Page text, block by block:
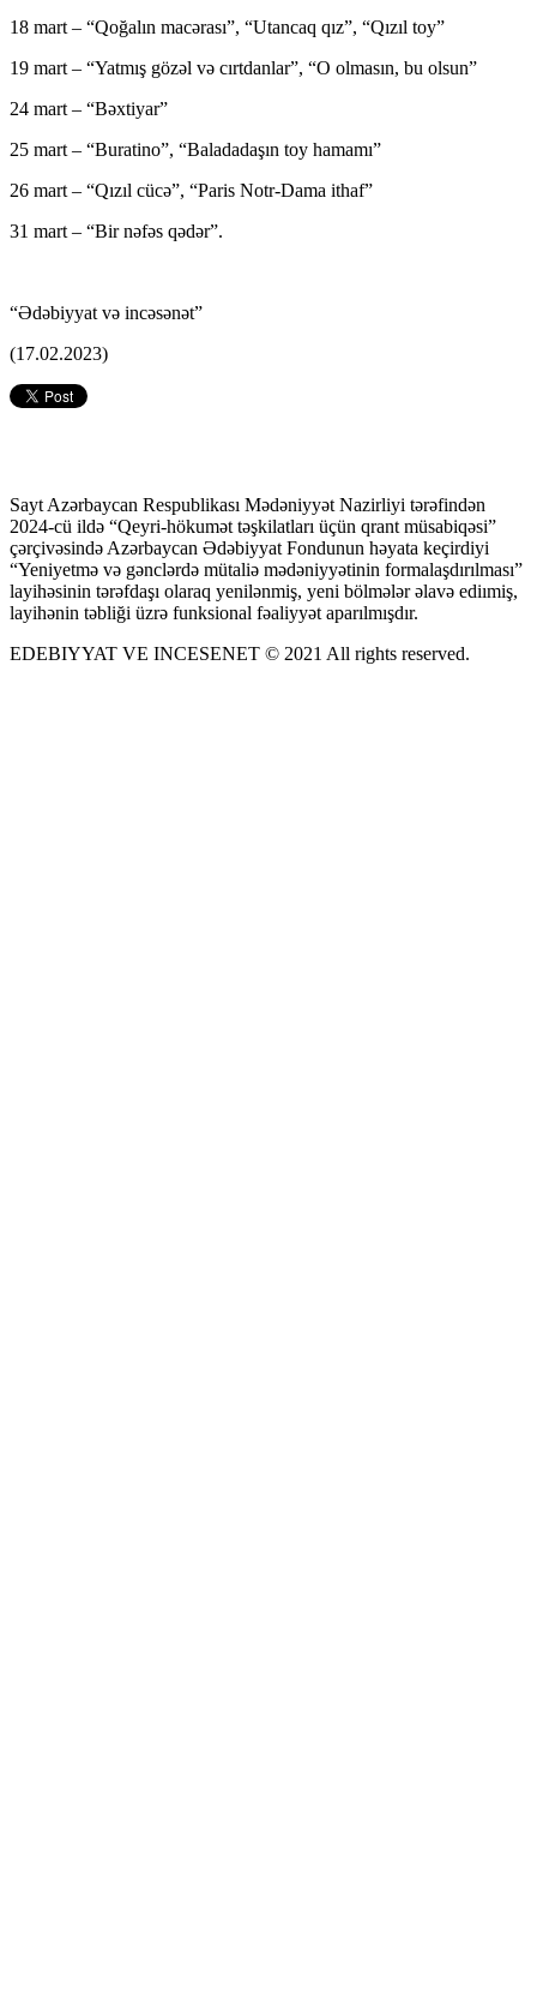
18 mart – “Qoğalın macərası”, “Utancaq qız”, “Qızıl toy”
19 mart – “Yatmış gözəl və cırtdanlar”, “O olmasın, bu olsun”
24 mart – “Bəxtiyar”
25 mart – “Buratino”, “Baladadaşın toy hamamı”
26 mart – “Qızıl cücə”, “Paris Notr-Dama ithaf”
31 mart – “Bir nəfəs qədər”.
“Ədəbiyyat və incəsənət”
(17.02.2023)
Sayt Azərbaycan Respublikası Mədəniyyət Nazirliyi tərəfindən
2024-cü ildə “Qeyri-hökumət təşkilatları üçün qrant müsabiqəsi”
çərçivəsində Azərbaycan Ədəbiyyat Fondunun həyata keçirdiyi
“Yeniyetmə və gənclərdə mütaliə mədəniyyətinin formalaşdırılması”
layihəsinin tərəfdaşı olaraq yenilənmiş, yeni bölmələr əlavə ediımiş,
layihənin təbliği üzrə funksional fəaliyyət aparılmışdır.
EDEBIYYAT VE INCESENET © 2021 All rights reserved.